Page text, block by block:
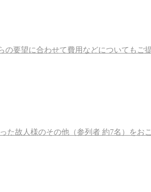
要望に合わせて費用などについてもご
た故人様のその他（参列者 約7名）を